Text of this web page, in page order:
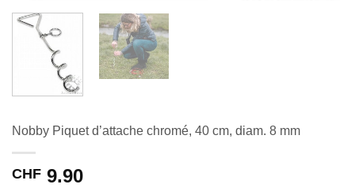
Nobby Piquet d’attache chromé, 40 cm, diam. 8 mm
CHF 9.90